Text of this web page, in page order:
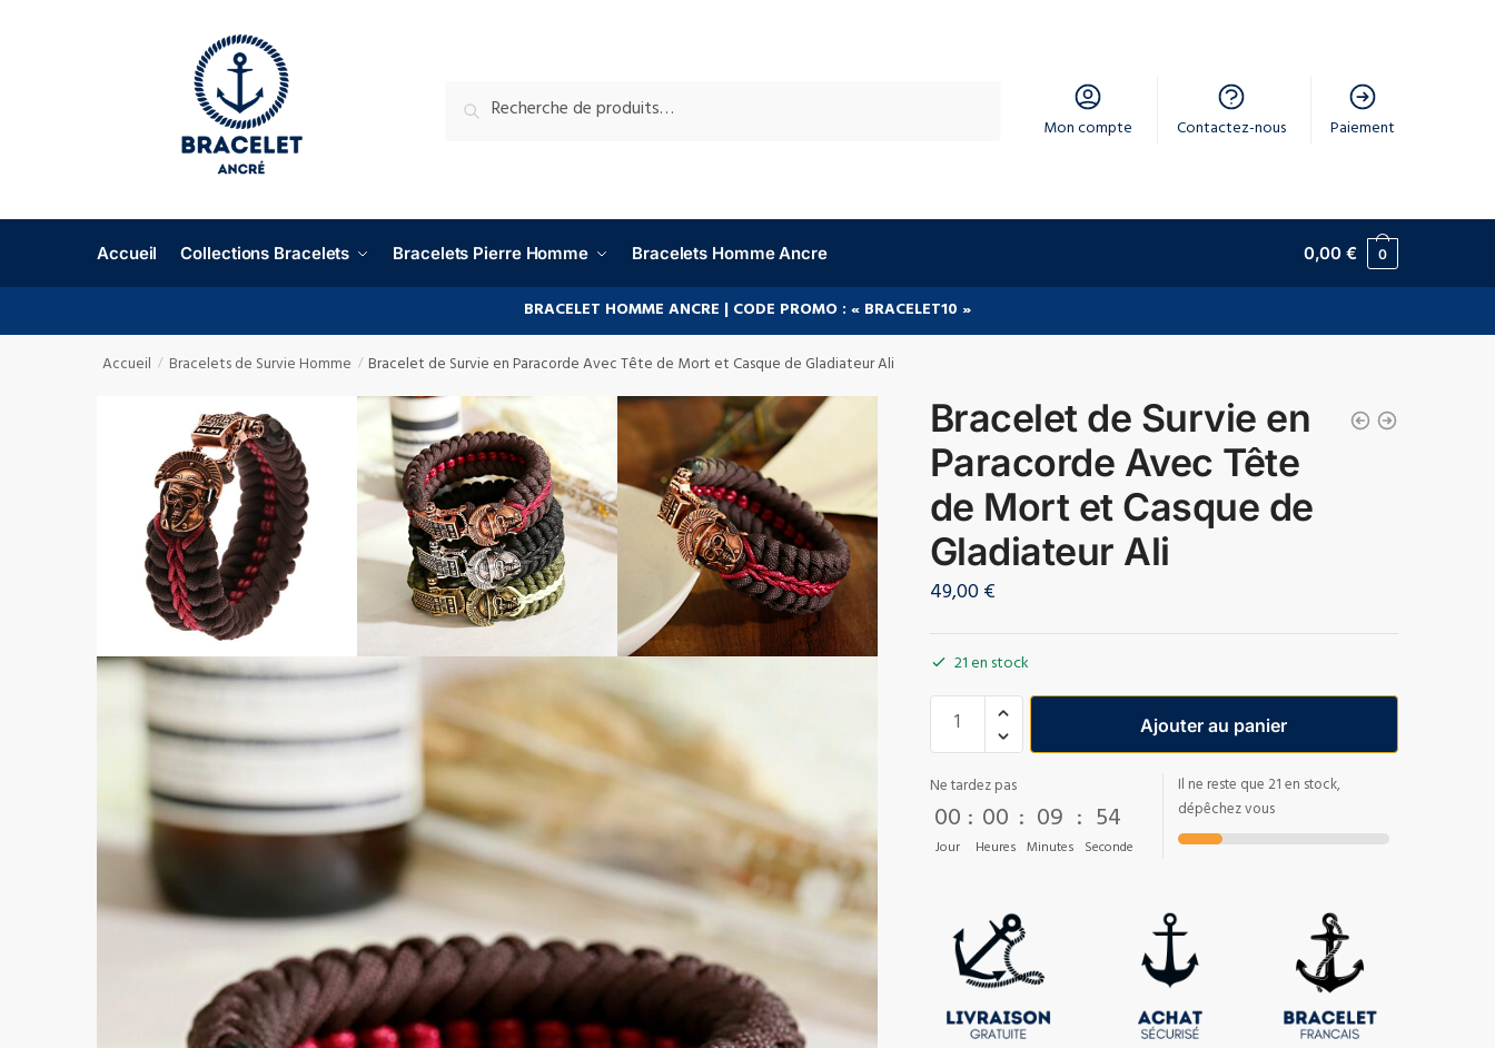
Mon compte Contactez-nous Paiement
Accueil Collections Bracelets Bracelets Pierre Homme Bracelets Homme Ancre 0,00€ 0
BRACELET HOMME ANCRE | CODE PROMO : « BRACELET10 »
Accueil / Bracelets de Survie Homme / Bracelet de Survie en Paracorde Avec Tête de Mort et Casque de Gladiateur Ali
Bracelet de Survie en
Paracorde Avec Tête
de Mort et Casque de
Gladiateur Ali
49,00€
21 en stock
Ajouter au panier
Ne tardez pas
00
Jour
: 00
Heures
: 09
Minutes
: 53
Seconde
Il ne reste que 21 en stock,
dépêchez vous